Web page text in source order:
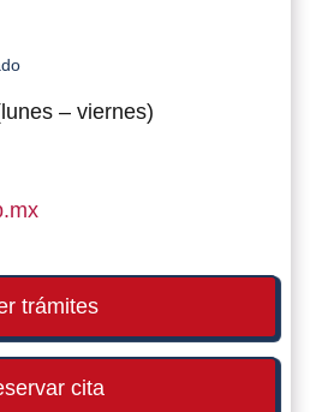
– viernes)
trámites
cita